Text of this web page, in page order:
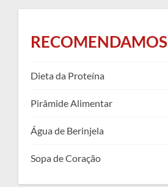
RECOMENDAMOS
Dieta da Proteína
Pirâmide Alimentar
Água de Berinjela
Sopa de Coração